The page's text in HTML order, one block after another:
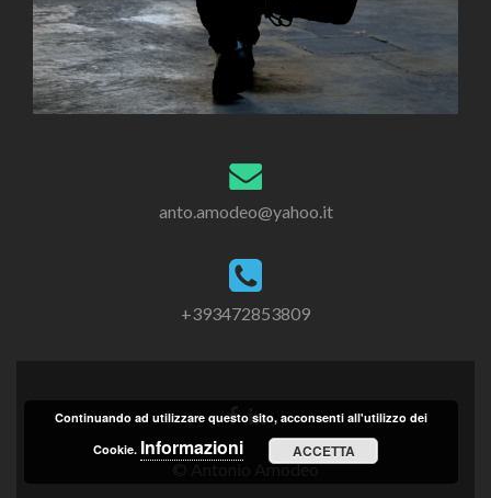
anto.amodeo@yahoo.it
+393472853809
© Antonio Amodeo
Continuando ad utilizzare questo sito, acconsenti all'utilizzo dei
Cookie. Informazioni ACCETTA